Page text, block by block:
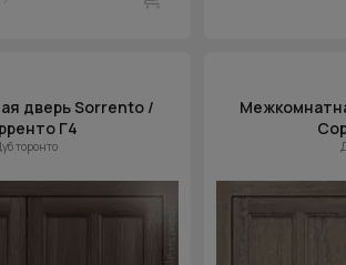
дверь Sorrento /
Г4
торонто